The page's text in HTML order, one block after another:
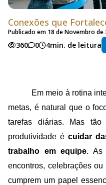
Conexões que
Publicado em 18 de Novembro de
360 0 4min. de leitura
Em meio à rotina
metas, é natural que o
tarefas diárias. Mas tão
produtividade é cuidar
trabalho em equipe. As
encontros, celebrações
cumprem um papel